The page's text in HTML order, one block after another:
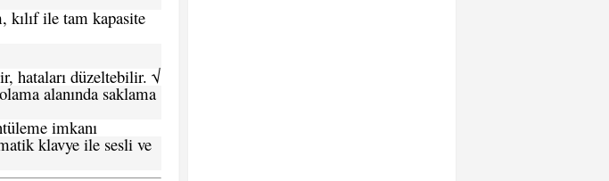
kılıf ile tam kapasite
hataları düzeltebilir. √
alanında saklama
imkanı
klavye ile sesli ve